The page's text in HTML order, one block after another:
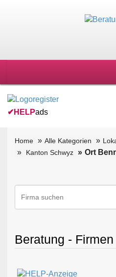
✔ HELPads
Home Alle Kategorien
Kanton Schwyz
Ort
Beratung -